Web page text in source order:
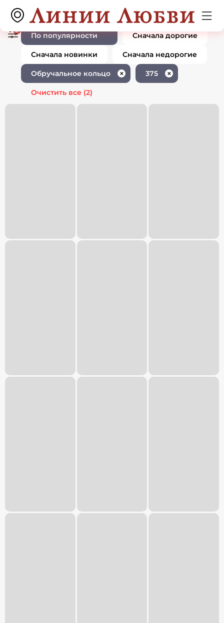
Ювелирные изделия 375 пробы
обручальное кольцо
0 товаров
2
По популярности Сначала дорогие
Сначала новинки Сначала недорогие
Обручальное кольцо ✕ 375 ✕
Очистить все (2)